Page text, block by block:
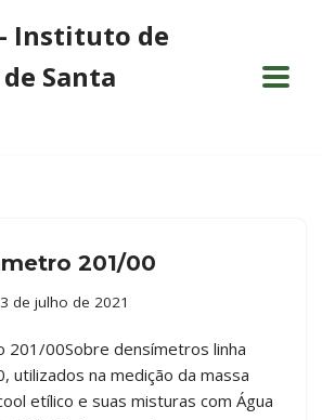
- Instituto de
Santa
201/00
de julho de 2021
201/00Sobre densímetros linha
utilizados na medição da massa
etílico e suas misturas com Água